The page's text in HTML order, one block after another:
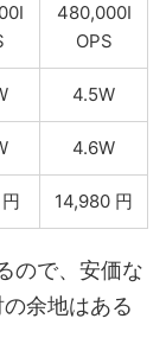
480,000I
OPS
4.5W
4.6W
14,980 円
ので、安価な
余地はある